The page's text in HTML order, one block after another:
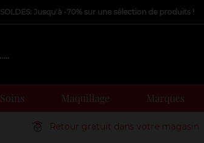
SOLDES: Jusqu'à -70% sur une sélection de produits !
Soins Maquillage Marques
Retour gratuit dans votre magasin